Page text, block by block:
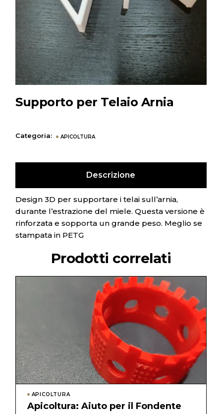
Supporto per Telaio Arnia
Categoria: APICOLTURA
Descrizione
Design 3D per supportare i telai sull’arnia,
durante l’estrazione del miele. Questa versione è
rinforzata e sopporta un grande peso. Meglio se
stampata in PETG
Prodotti correlati
APICOLTURA
Apicoltura: Aiuto per il Fondente